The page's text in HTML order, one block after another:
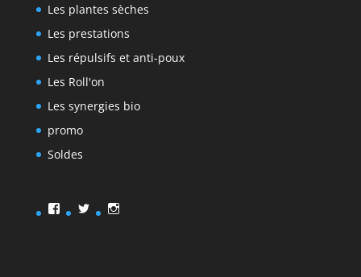
Les plantes sèches
Les prestations
Les répulsifs et anti-poux
Les Roll'on
Les synergies bio
promo
Soldes
Facebook
TwitterInstagram